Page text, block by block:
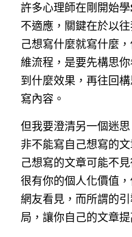
許多心理師在剛開始
不適應，關鍵在於以
己想寫什麼就寫什麼
維流程，是要先構思
到什麼效果，再往回
寫內容。
但我要澄清另一個迷
非不能寫自己想寫的
己想寫的文章可能不
很有你的個人化價值
網友看見，而所謂的
局，讓你自己的文章